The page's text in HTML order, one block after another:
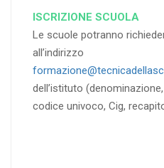
ISCRIZIONE SCUOLA
Le scuole potranno
all’indirizzo
dell’istituto
codice univoco, Cig,